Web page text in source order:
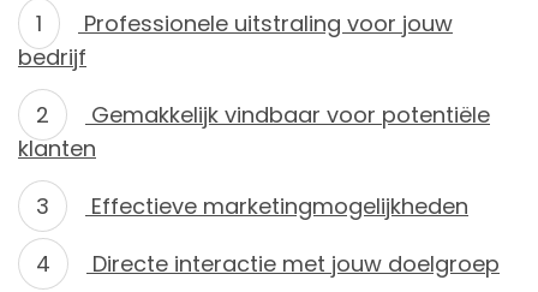
Professionele uitstraling voor jouw
bedrijf
Gemakkelijk vindbaar voor potentiële
klanten
Effectieve marketingmogelijkheden
Directe interactie met jouw doelgroep